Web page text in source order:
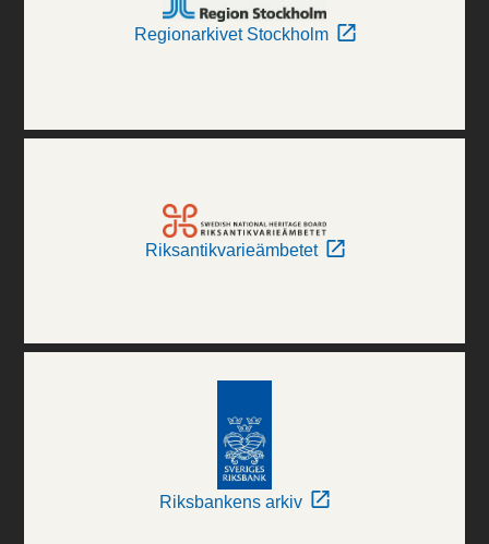
Regionarkivet Stockholm
Riksantikvarieämbetet
Riksbankens arkiv